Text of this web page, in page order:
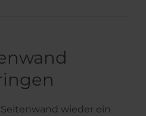
wieder ein